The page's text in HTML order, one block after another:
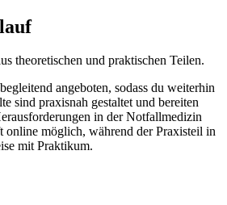
theoretischen und praktischen Teilen.
angeboten, sodass du weiterhin
sind praxisnah gestaltet und bereiten
in der Notfallmedizin
online möglich, während der Praxisteil in
mit Praktikum.